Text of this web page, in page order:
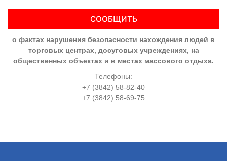
СООБЩИТЬ
о фактах нарушения безопасности нахождения людей в
торговых центрах, досуговых учреждениях, на
общественных объектах и в местах массового отдыха.
Телефоны:
+7 (3842) 58-82-40
+7 (3842) 58-69-75